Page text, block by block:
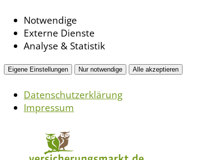
Notwendige
Externe Dienste
Analyse & Statistik
Eigene Einstellungen Nur notwendige Alle akzeptieren
Datenschutzerklärung
Impressum